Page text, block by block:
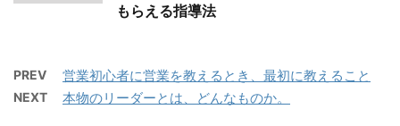
もらえる指導法
PREV 営業初心者に営業を教えるとき、最初に教えること
NEXT 本物のリーダーとは、どんなものか。